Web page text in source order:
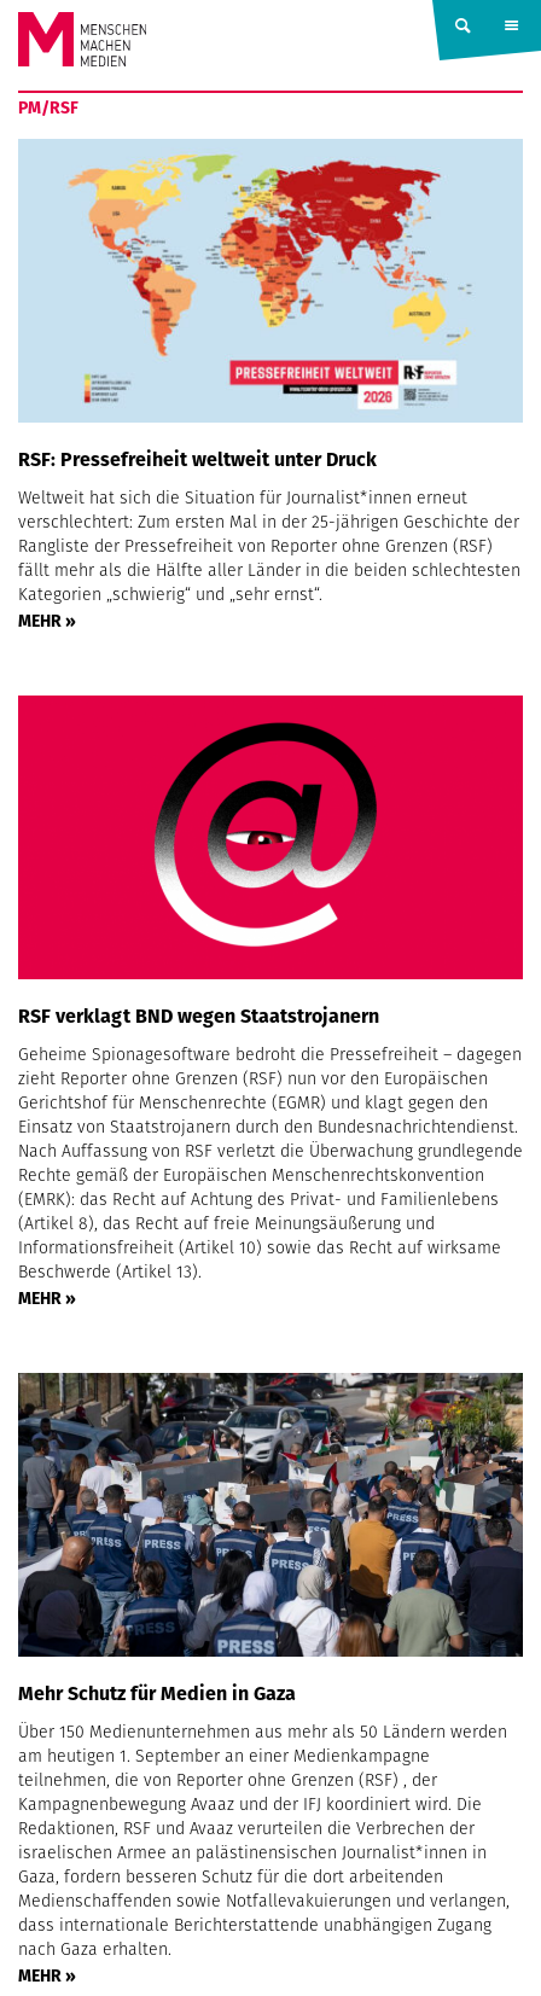
Springe zum Inhalt
MENSCHEN
MACHEN
MEDIEN
PM/RSF
RSF: Pressefreiheit weltweit unter Druck
Weltweit hat sich die Situation für Journalist*innen erneut
verschlechtert: Zum ersten Mal in der 25-jährigen Geschichte der
Rangliste der Pressefreiheit von Reporter ohne Grenzen (RSF)
fällt mehr als die Hälfte aller Länder in die beiden schlechtesten
Kategorien „schwierig“ und „sehr ernst“.
MEHR »
RSF verklagt BND wegen Staatstrojanern
Geheime Spionagesoftware bedroht die Pressefreiheit – dagegen
zieht Reporter ohne Grenzen (RSF) nun vor den Europäischen
Gerichtshof für Menschenrechte (EGMR) und klagt gegen den
Einsatz von Staatstrojanern durch den Bundesnachrichtendienst.
Nach Auffassung von RSF verletzt die Überwachung grundlegende
Rechte gemäß der Europäischen Menschenrechtskonvention
(EMRK): das Recht auf Achtung des Privat- und Familienlebens
(Artikel 8), das Recht auf freie Meinungsäußerung und
Informationsfreiheit (Artikel 10) sowie das Recht auf wirksame
Beschwerde (Artikel 13).
MEHR »
Mehr Schutz für Medien in Gaza
Über 150 Medienunternehmen aus mehr als 50 Ländern werden
am heutigen 1. September an einer Medienkampagne
teilnehmen, die von Reporter ohne Grenzen (RSF) , der
Kampagnenbewegung Avaaz und der IFJ koordiniert wird. Die
Redaktionen, RSF und Avaaz verurteilen die Verbrechen der
israelischen Armee an palästinensischen Journalist*innen in
Gaza, fordern besseren Schutz für die dort arbeitenden
Medienschaffenden sowie Notfallevakuierungen und verlangen,
dass internationale Berichterstattende unabhängigen Zugang
nach Gaza erhalten.
MEHR »